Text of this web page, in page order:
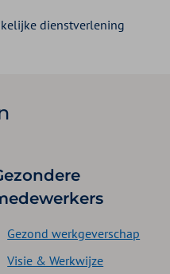
dienstverlening
Gezond werkgeverschap
Visie & Werkwijze